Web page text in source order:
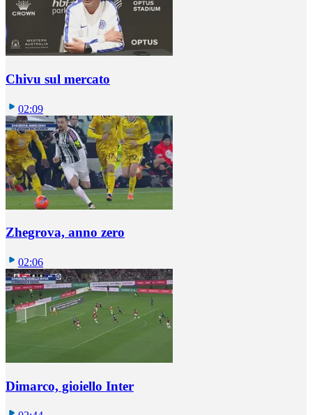
Chivu sul mercato
02:09
Zhegrova, anno zero
02:06
Dimarco, gioiello Inter